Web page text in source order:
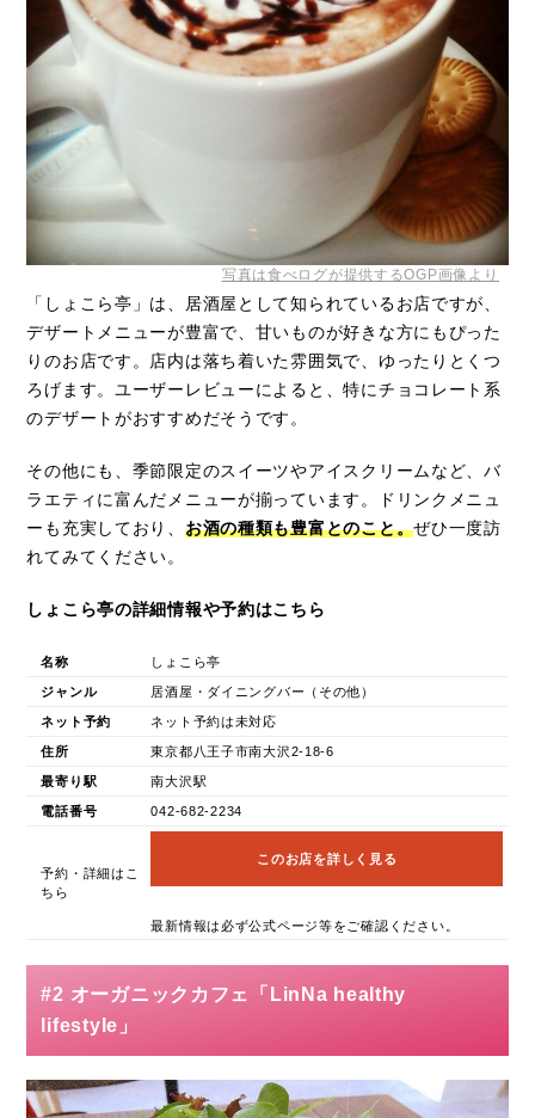
写真は食べログが提供するOGP画像より
「しょこら亭」は、居酒屋として知られているお店ですが、
デザートメニューが豊富で、甘いものが好きな方にもぴった
りのお店です。店内は落ち着いた雰囲気で、ゆったりとくつ
ろげます。ユーザーレビューによると、特にチョコレート系
のデザートがおすすめだそうです。
その他にも、季節限定のスイーツやアイスクリームなど、バ
ラエティに富んだメニューが揃っています。ドリンクメニュ
ーも充実しており、 お酒の種類も豊富とのこと。ぜひ一度訪
れてみてください。
しょこら亭の詳細情報や予約はこちら
名称 しょこら亭
ジャンル 居酒屋・ダイニングバー（その他）
ネット予約 ネット予約は未対応
住所 東京都八王子市南大沢2-18-6
最寄り駅 南大沢駅
電話番号 042-682-2234
予約・詳細はこ
ちら
このお店を詳しく見る
最新情報は必ず公式ページ等をご確認ください。
#2 オーガニックカフェ「LinNa healthy
lifestyle」